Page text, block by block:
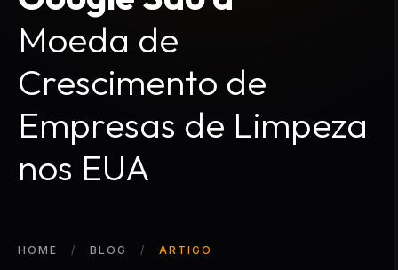
Moeda de
Crescimento de
Empresas de Limpeza
nos EUA
HOME BLOG ARTIGO